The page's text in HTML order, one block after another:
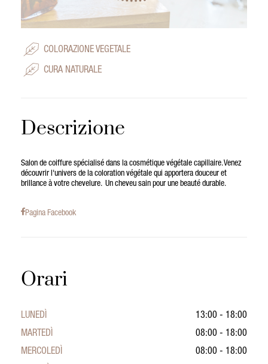
COLORAZIONE VEGETALE
CURA NATURALE
Descrizione
Salon de coiffure spécialisé dans la cosmétique végétale capillaire. Venez
découvrir l'univers de la coloration végétale qui apportera douceur et
brillance à votre chevelure. Un cheveu sain pour une beauté durable.
Pagina Facebook
Orari
LUNEDÌ
13:00 - 18:00
MARTEDÌ
08:00 - 18:00
MERCOLEDÌ
08:00 - 18:00